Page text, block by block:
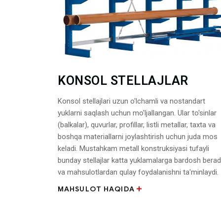
KONSOL STELLAJLAR
Konsol stellajlari uzun o'lchamli va nostandart
yuklarni saqlash uchun mo'ljallangan. Ular to'sinlar
(balkalar), quvurlar, profillar, listli metallar, taxta va
boshqa materiallarni joylashtirish uchun juda mos
keladi. Mustahkam metall konstruksiyasi tufayli
bunday stellajlar katta yuklamalarga bardosh
va mahsulotlardan qulay foydalanishni ta'minlaydi.
MAHSULOT HAQIDA